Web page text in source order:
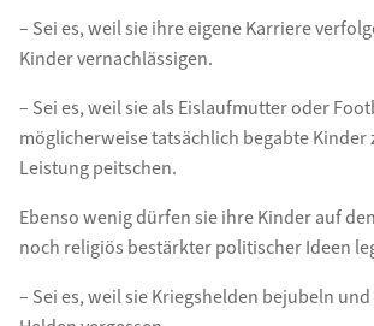
– Sei es, weil sie ihre eigene Karriere
Kinder vernachlässigen.
– Sei es, weil sie als Eislaufmutter oder
möglicherweise tatsächlich begabte Kinder
Leistung peitschen.
Ebenso wenig dürfen sie ihre Kinder auf
noch religiös bestärkter politischer Ideen
– Sei es, weil sie Kriegshelden bejubeln